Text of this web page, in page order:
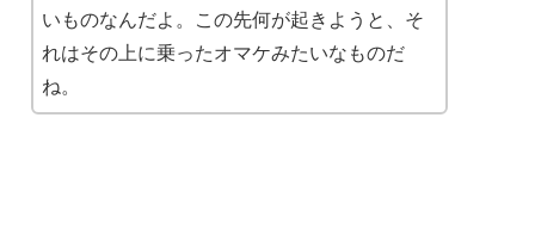
いものなんだよ。この先何が起きようと、そ
れはその上に乗ったオマケみたいなものだ
ね。